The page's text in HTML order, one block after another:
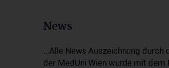
News
...Alle News Auszeichnung
der MedUni Wien wurde mit